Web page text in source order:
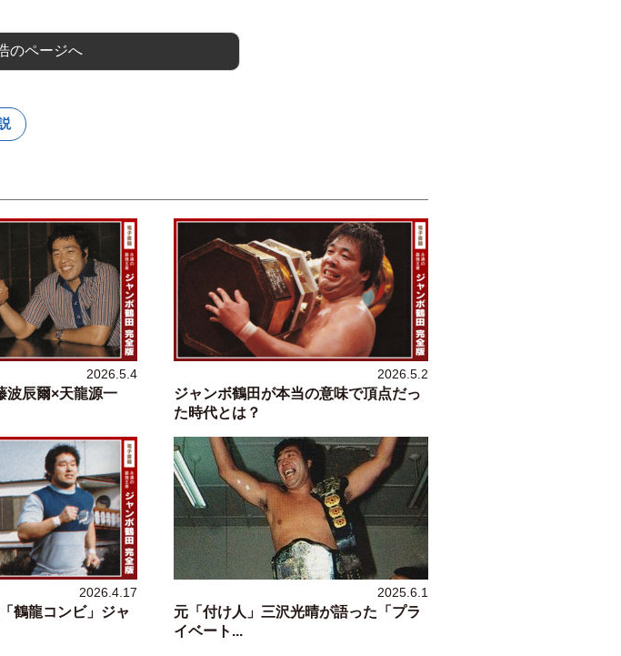
のページへ
2026.5.4
波辰爾×天龍源一
2026.5.2
ジャンボ鶴田が本当の意味で頂点だっ
た時代とは？
2026.4.17
鶴龍コンビ」ジャ
2025.6.1
元「付け人」三沢光晴が語った「プラ
イベート...